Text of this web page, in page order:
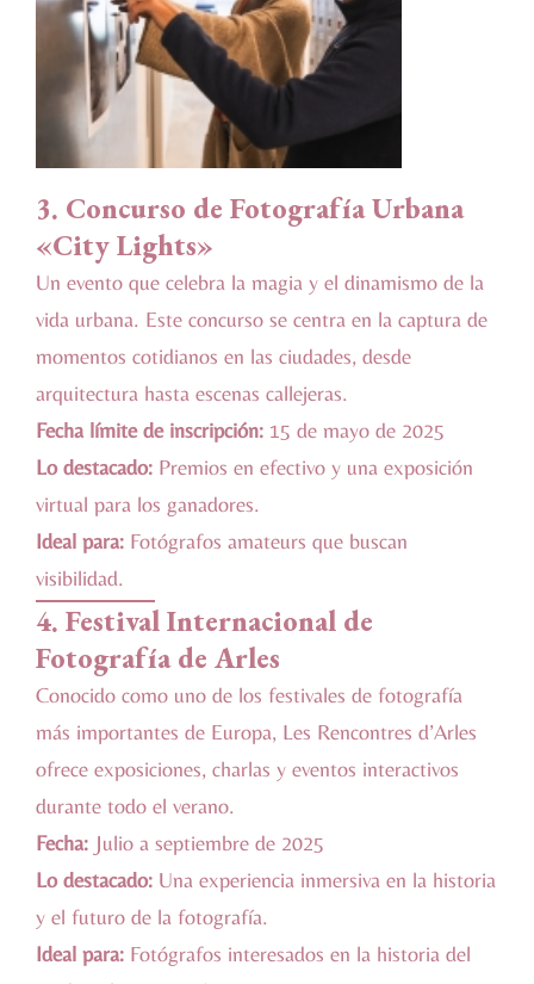
3. Concurso de Fotografía Urbana
«City Lights»
Un evento que celebra la magia y el dinamismo de la
vida urbana. Este concurso se centra en la captura de
momentos cotidianos en las ciudades, desde
arquitectura hasta escenas callejeras.
Fecha límite de inscripción: 15 de mayo de 2025
Lo destacado: Premios en efectivo y una exposición
virtual para los ganadores.
Ideal para: Fotógrafos amateurs que buscan
visibilidad.
4. Festival Internacional de
Fotografía de Arles
Conocido como uno de los festivales de fotografía
más importantes de Europa, Les Rencontres d’Arles
ofrece exposiciones, charlas y eventos interactivos
durante todo el verano.
Fecha: Julio a septiembre de 2025
Lo destacado: Una experiencia inmersiva en la historia
y el futuro de la fotografía.
Ideal para: Fotógrafos interesados en la historia del